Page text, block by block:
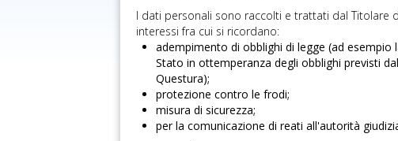
I dati personali sono raccolti e trattati dal Titolare
interessi fra cui si ricordano:
adempimento di obblighi di legge (ad
Stato in ottemperanza degli obblighi previsti
Questura);
protezione contro le frodi;
misura di sicurezza;
per la comunicazione di reati all'autorità